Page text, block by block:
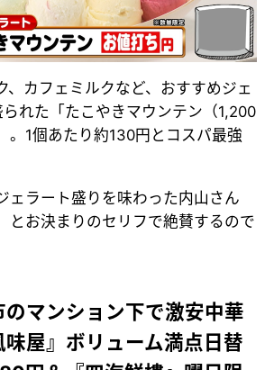
、カフェミルクなど、おすすめジェ
れた「たこやきマウンテン（1,200
。1個あたり約130円とコスパ最強
ェラート盛りを味わった内山さん
とお決まりのセリフで絶賛するので
マンション下で激安中華
屋』ボリューム満点日替